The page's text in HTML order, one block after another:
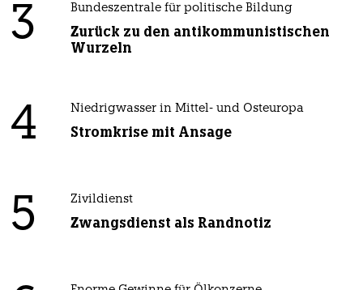
3 Bundeszentrale für politische Bildung
Zurück zu den antikommunistischen
Wurzeln
4 Niedrigwasser in Mittel- und Osteuropa
Stromkrise mit Ansage
5 Zivildienst
Zwangsdienst als Randnotiz